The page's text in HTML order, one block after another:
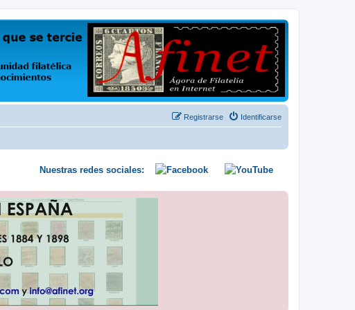
sus opiniones y conocimientos
Identificarse
Registrarse
Nuestras redes sociales: